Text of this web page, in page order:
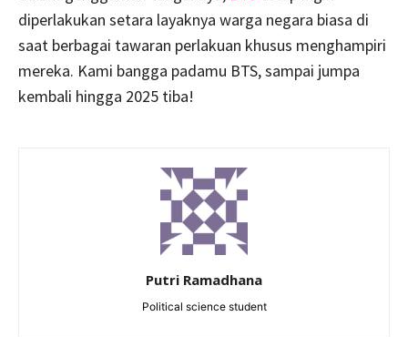
diperlakukan setara layaknya warga negara biasa di
saat berbagai tawaran perlakuan khusus menghampiri
mereka. Kami bangga padamu BTS, sampai jumpa
kembali hingga 2025 tiba!
Putri Ramadhana
Political science student